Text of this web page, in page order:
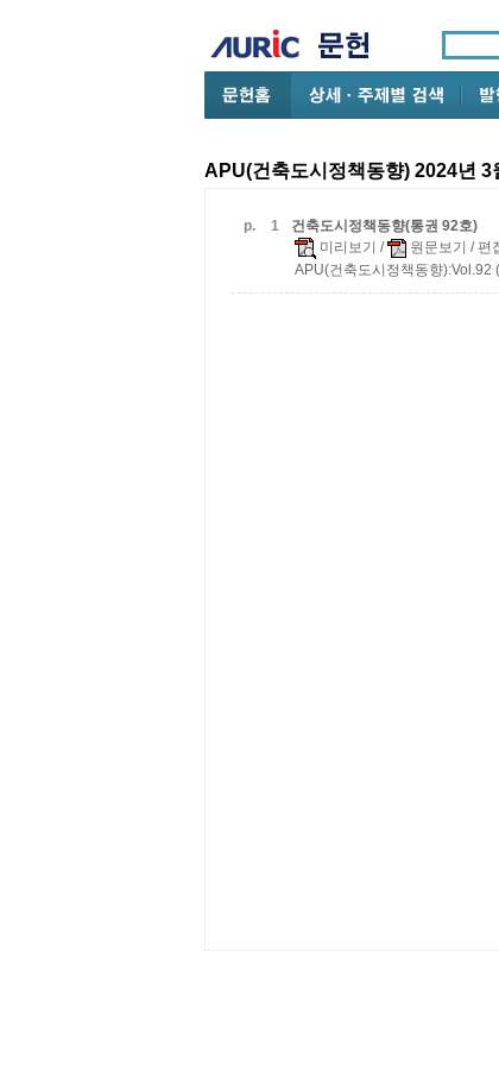
APU(건축도시정책동향) 2024년 3
p. 1
건축도시정책동향(통권 92호)
미리보기 / 원문보기 / 편
APU(건축도시정책동향):Vol.92